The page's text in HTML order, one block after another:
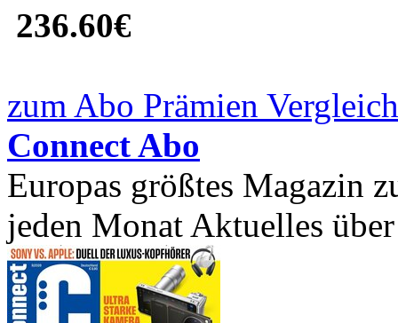
236.60€
zum Abo Prämien
Connect Abo
Europas größtes Magazin
jeden Monat Aktuelles